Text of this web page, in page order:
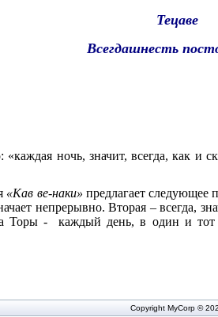
Тецаве
Всегдашнесть
ночь, значит, всегда, как и
«Кав ве-наки» предлагает
непрерывно. Вторая – всегда,
Торы - каждый день, в один и
Copyright MyCorp ©